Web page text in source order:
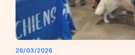
26/03/2026